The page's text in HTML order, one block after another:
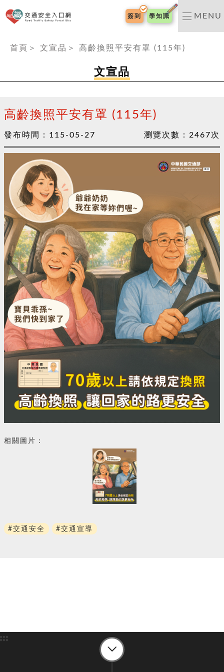
交通安全入口網
簽到 學知識 MENU
首頁 ＞ 文宣品 ＞ 高齡換照平安有罩 (115年)
文宣品
高齡換照平安有罩 (115年)
發布時間： 115-05-27 瀏覽次數： 2467次
相關圖片：
#交通安全 #交通宣導
:::